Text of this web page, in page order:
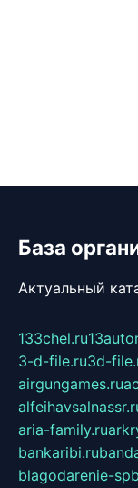
База
Актуальный
133chel.ru
3-d-file.ru3d-
airgungames.ru
aria-family.ru
bankaribi.ru
blagodarenie-